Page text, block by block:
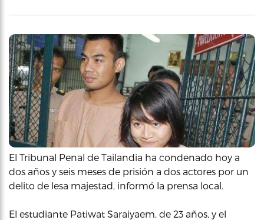
El Tribunal Penal de Tailandia ha condenado hoy a
dos años y seis meses de prisión a dos actores por un
delito de lesa majestad, informó la prensa local.
El estudiante Patiwat Saraiyaem, de 23 años, y el